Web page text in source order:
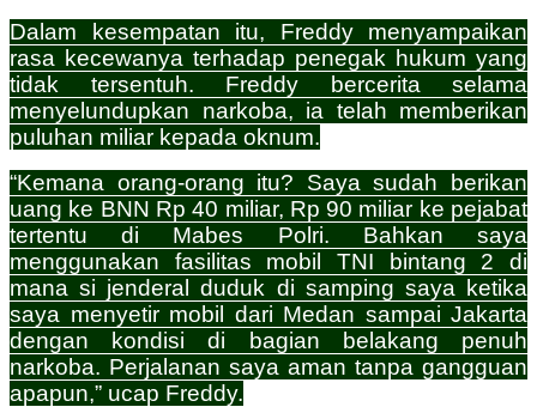
Dalam kesempatan itu, Freddy menyampaikan
rasa kecewanya terhadap penegak hukum yang
tidak tersentuh. Freddy bercerita selama
menyelundupkan narkoba, ia telah memberikan
puluhan miliar kepada oknum.
“Kemana orang-orang itu? Saya sudah berikan
uang ke BNN Rp 40 miliar, Rp 90 miliar ke pejabat
tertentu di Mabes Polri. Bahkan saya
menggunakan fasilitas mobil TNI bintang 2 di
mana si jenderal duduk di samping saya ketika
saya menyetir mobil dari Medan sampai Jakarta
dengan kondisi di bagian belakang penuh
narkoba. Perjalanan saya aman tanpa gangguan
apapun,” ucap Freddy.